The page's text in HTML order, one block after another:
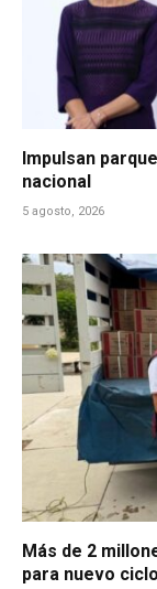
Impulsan
nacional
5 agosto, 2026
Más de 2
para nuevo